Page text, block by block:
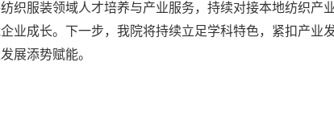
织服装领域人才培养与产业服务，持续对接本地纺织产
业成长。下一步，我院将持续立足学科特色， 紧扣 产业
发展添势赋能。